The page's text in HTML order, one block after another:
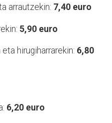
arrautzekin: 7,40 euro
5,90 euro
hirugiharrarekin: 6,80
6,20 euro